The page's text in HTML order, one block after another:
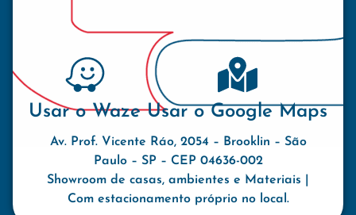
Usar o Waze Usar o Google Maps
Av. Prof. Vicente Ráo, 2054 – Brooklin – São
Paulo – SP – CEP 04636-002
Showroom de casas, ambientes e Materiais |
Com estacionamento próprio no local.